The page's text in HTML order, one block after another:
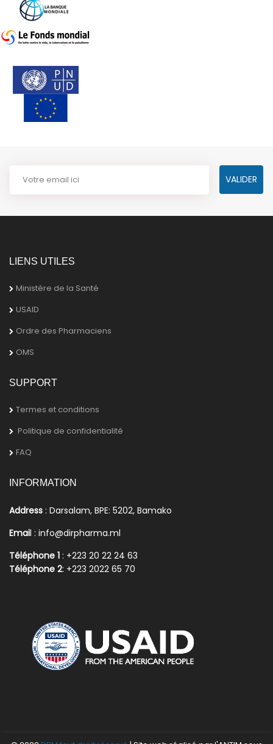
LIENS UTILES
Ministère de la Santé
USAID
Ordre des Pharmaciens
OMS
SUPPORT
Termes et conditions
Politique de confidentialité
FAQ
INFORMATION
Address : Darsalam, BPE: 5202, Bamako
Email : info@dirpharma.ml
Téléphone 1 : +223 20 22 24 63
Téléphone 2: +223 2022 65 70